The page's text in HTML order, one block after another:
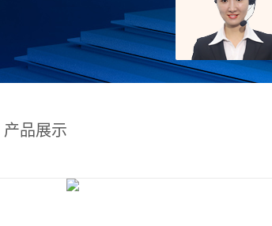
产品展示